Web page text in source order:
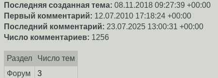
Последняя созданная тема: 08.11.2018 09:27:39 +00:00
Первый комментарий: 12.07.2010 17:18:24 +00:00
Последний комментарий: 23.07.2025 13:00:31 +00:00
Число комментариев: 1256
Раздел
Число тем
Форум
3